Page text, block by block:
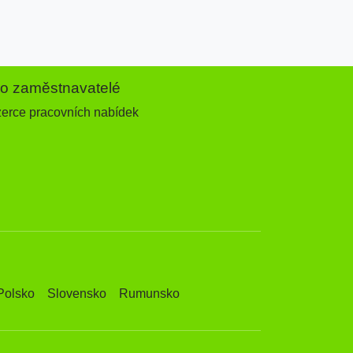
zaměstnavatelé
pracovních nabídek
Slovensko Rumunsko